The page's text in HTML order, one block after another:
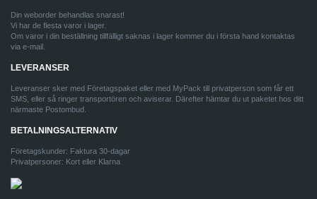
Din weborder behandlas snarast!
Vi har de flesta varor i lager.
Om varor i din beställning tillfälligt saknas i lager kommer du i första hand kontaktas
via e-mail.
LEVERANSER
Leveranser sker med Företagspaket eller med MyPack till privatperson som får ett
SMS, eller så ringer transportören och aviserar. Därefter hämtar du ut paketet hos ditt
närmaste Postombud.
BETALNINGSALTERNATIV
Företagskunder: Faktura 30-dagar
Privatpersoner: Kort eller Klarna